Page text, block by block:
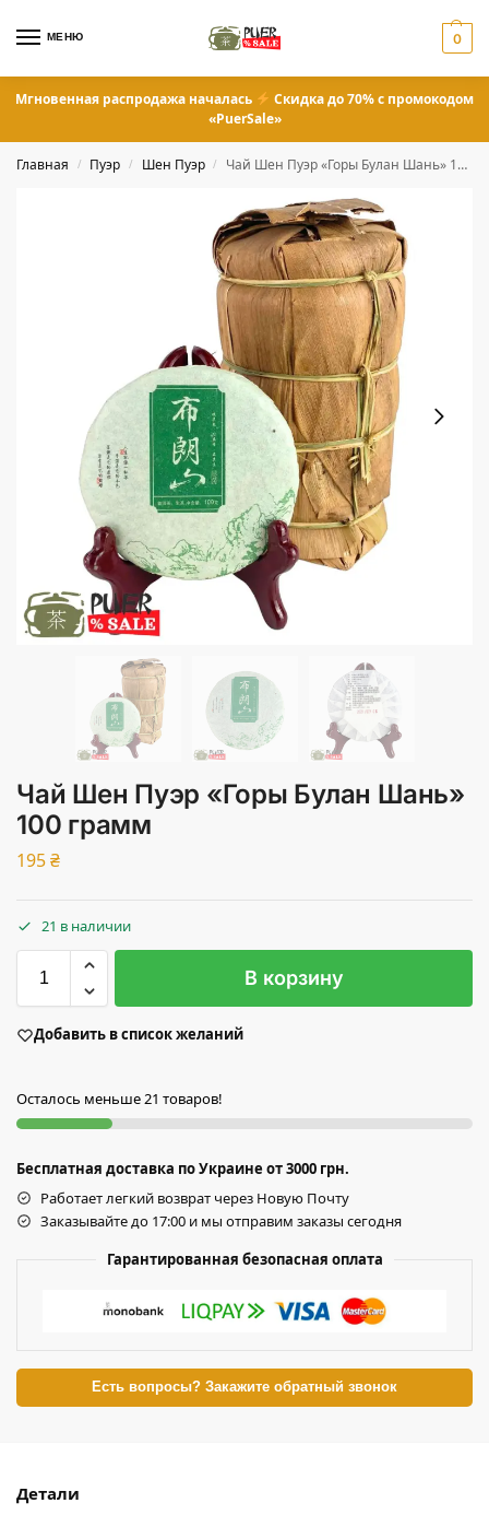
МЕНЮ 0
Мгновенная распродажа началась
Скидка до 70% с промокодом
«PuerSale»
Главная / Пуэр / Шен Пуэр / Чай Шен Пуэр «Горы Булан Шань» 100 грамм
Чай Шен Пуэр «Горы Булан Шань»
100 грамм
195₴
21 в наличии
В корзину
Добавить в список желаний
Осталось меньше 21 товаров!
Бесплатная доставка по Украине от 3000 грн.
Работает легкий возврат через Новую Почту
Заказывайте до 17:00 и мы отправим заказы сегодня
Гарантированная безопасная оплата
Есть вопросы? Закажите обратный звонок
Детали